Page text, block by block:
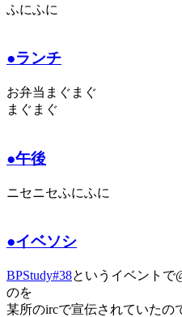
ふにふに
●ランチ
お弁当まぐまぐ
まぐまぐ
●午後
ニセニセふにふに
●イベソシ
BPStudy#38というイベントで
のを
某所のircで宣伝されていたの